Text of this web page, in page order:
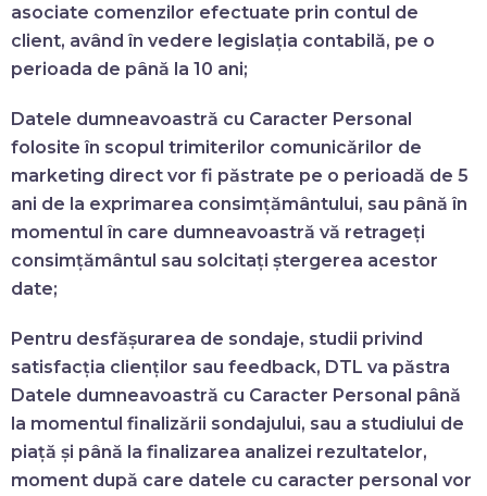
asociate comenzilor efectuate prin contul de
client, având în vedere legislația contabilă, pe o
perioada de până la 10 ani;
Datele dumneavoastră cu Caracter Personal
folosite în scopul trimiterilor comunicărilor de
marketing direct vor fi păstrate pe o perioadă de 5
ani de la exprimarea consimțământului, sau până în
momentul în care dumneavoastră vă retrageți
consimțământul sau solcitați ștergerea acestor
date;
Pentru desfășurarea de sondaje, studii privind
satisfacția clienților sau feedback, DTL va păstra
Datele dumneavoastră cu Caracter Personal până
la momentul finalizării sondajului, sau a studiului de
piață și până la finalizarea analizei rezultatelor,
moment după care datele cu caracter personal vor